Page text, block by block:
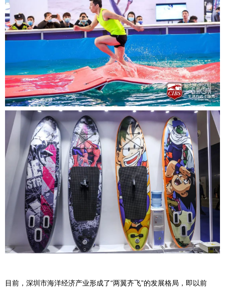
目前，深圳市海洋经济产业形成了“两翼齐飞”的发展格局，即以前